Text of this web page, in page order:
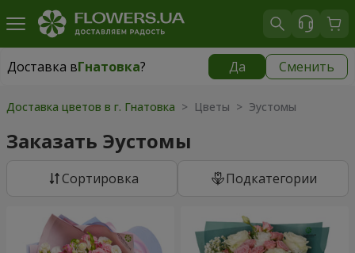
Доставка вГнатовка? Да Сменить
Доставка вГнатовка|
Доставка цветов в г. Гнатовка > Цветы > Эустомы
Заказать Эустомы
Cортировка Подкатегории